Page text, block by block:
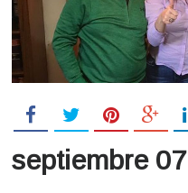
septiembre 07